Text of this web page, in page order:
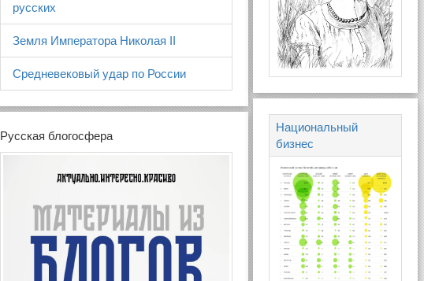
русских
Земля Императора Николая II
Средневековый удар по России
Русская блогосфера
Национальный
бизнес